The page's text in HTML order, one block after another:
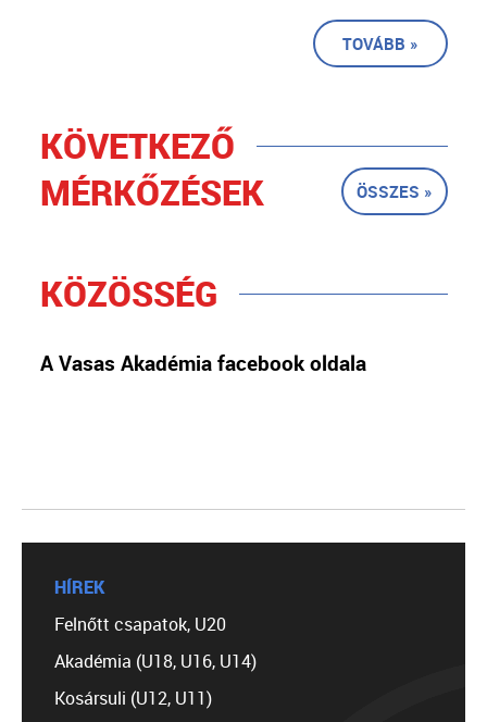
TOVÁBB »
KÖVETKEZŐ
MÉRKŐZÉSEK
ÖSSZES »
KÖZÖSSÉG
A Vasas Akadémia facebook oldala
HÍREK
Felnőtt csapatok, U20
Akadémia (U18, U16, U14)
Kosársuli (U12, U11)